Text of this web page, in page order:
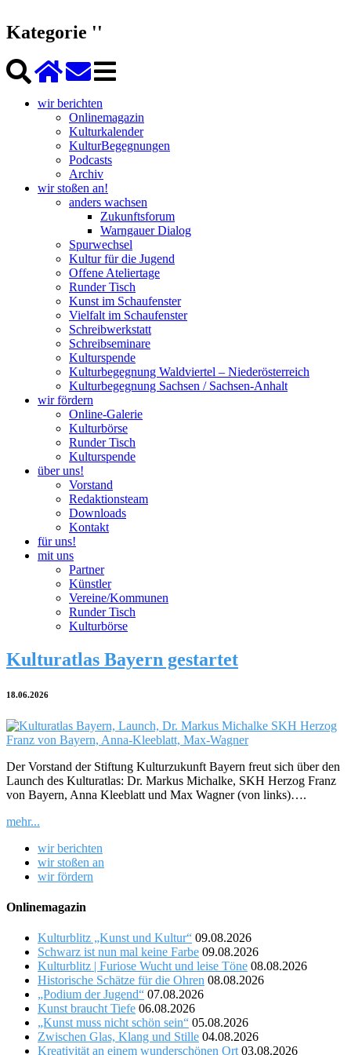
Kategorie ''
wir berichten
Onlinemagazin
Kulturkalender
KulturBegegnungen
Podcasts
Archiv
wir stoßen an!
anders wachsen
Zukunftsforum
Warngauer Dialog
Spurwechsel
Kultur für die Jugend
Offene Ateliertage
Runder Tisch
Kunst im Schaufenster
Vielfalt im Schaufenster
Schreibwerkstatt
Schreibseminare
Kulturspende
Kulturbegegnung Waldviertel – Niederösterreich
Kulturbegegnung Sachsen / Sachsen-Anhalt
wir fördern
Online-Galerie
Kulturbörse
Runder Tisch
Kulturspende
über uns!
Vorstand
Redaktionsteam
Downloads
Kontakt
für uns!
mit uns
Partner
Künstler
Vereine/Kommunen
Runder Tisch
Kulturbörse
Kulturatlas Bayern gestartet
18.06.2026
Der Vorstand der Stiftung Kulturzukunft Bayern freut sich über den
Launch des Kulturatlas: Dr. Markus Michalke, SKH Herzog Franz
von Bayern, Anna Kleeblatt und Max Wagner (von links)….
mehr...
wir berichten
wir stoßen an
wir fördern
Onlinemagazin
Kulturblitz „Kunst und Kultur“ 09.08.2026
Schwarz ist nun mal keine Farbe 09.08.2026
Kulturblitz | Furiose Wucht und leise Töne 08.08.2026
Historische Schätze für die Ohren 08.08.2026
„Podium der Jugend“ 07.08.2026
Kunst braucht Tiefe 06.08.2026
„Kunst muss nicht schön sein“ 05.08.2026
Zwischen Glas, Klang und Stille 04.08.2026
Kreativität an einem wunderschönen Ort 03.08.2026